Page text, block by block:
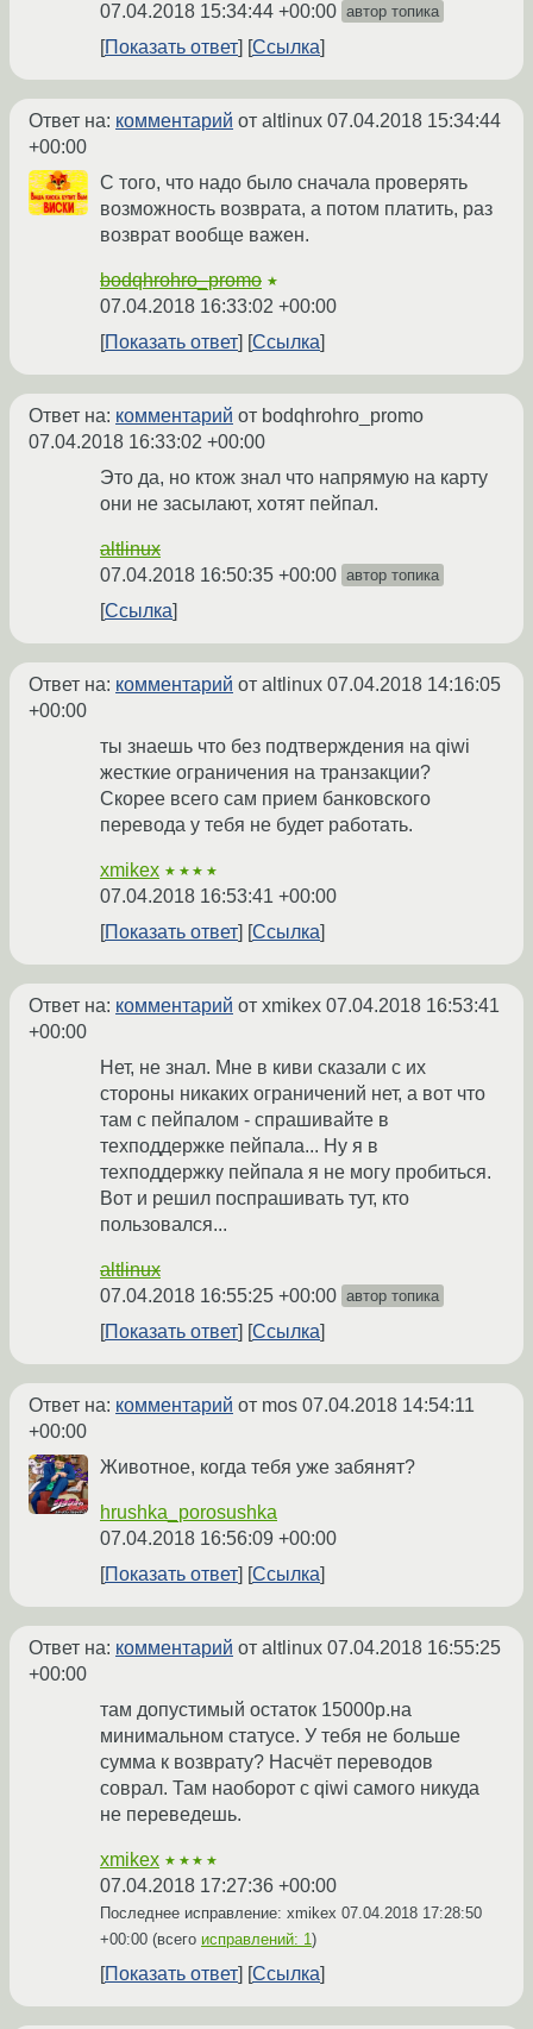
07.04.2018 15:34:44 +00:00 автор топика
Показать ответ Ссылка
Ответ на: комментарий от altlinux 07.04.2018 15:34:44
+00:00
С того, что надо было сначала проверять
возможность возврата, а потом платить, раз
возврат вообще важен.
bodqhrohro_promo ★
07.04.2018 16:33:02 +00:00
Показать ответ
Ссылка
Ответ на: комментарий от bodqhrohro_promo
07.04.2018 16:33:02 +00:00
Это да, но ктож знал что напрямую на карту
они не засылают, хотят пейпал.
altlinux
07.04.2018 16:50:35 +00:00 автор топика
Ссылка
Ответ на: комментарий от altlinux 07.04.2018 14:16:05
+00:00
ты знаешь что без подтверждения на qiwi
жесткие ограничения на транзакции?
Скорее всего сам прием банковского
перевода у тебя не будет работать.
xmikex ★★★★
07.04.2018 16:53:41 +00:00
Показать ответ
Ссылка
Ответ на: комментарий от xmikex 07.04.2018 16:53:41
+00:00
Нет, не знал. Мне в киви сказали с их
стороны никаких ограничений нет, а вот что
там с пейпалом - спрашивайте в
техподдержке пейпала... Ну я в
техподдержку пейпала я не могу пробиться.
Вот и решил поспрашивать тут, кто
пользовался...
altlinux
07.04.2018 16:55:25 +00:00 автор топика
Показать ответ Ссылка
Ответ на: комментарий от mos 07.04.2018 14:54:11
+00:00
Животное, когда тебя уже забянят?
hrushka_porosushka
07.04.2018 16:56:09 +00:00
Показать ответ
Ссылка
Ответ на: комментарий от altlinux 07.04.2018 16:55:25
+00:00
там допустимый остаток 15000р.на
минимальном статусе. У тебя не больше
сумма к возврату? Насчёт переводов
соврал. Там наоборот с qiwi самого никуда
не переведешь.
xmikex ★★★★
07.04.2018 17:27:36 +00:00
Последнее исправление: xmikex 07.04.2018 17:28:50
+00:00 (всего исправлений: 1)
Показать ответ Ссылка